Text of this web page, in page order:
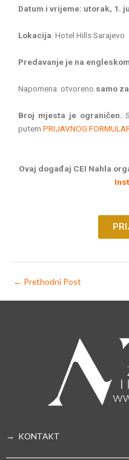
Datum i vrijeme: utorak, 1.
Lokacija: Hotel Hills Sarajevo
Predavanje je na
Napomena: otvoreno samo
Broj mjesta je ograničen.
putem PRIJAVNOG
Ovaj događaj CEI Nahla
← Prethodni Post
→ KONTAKT